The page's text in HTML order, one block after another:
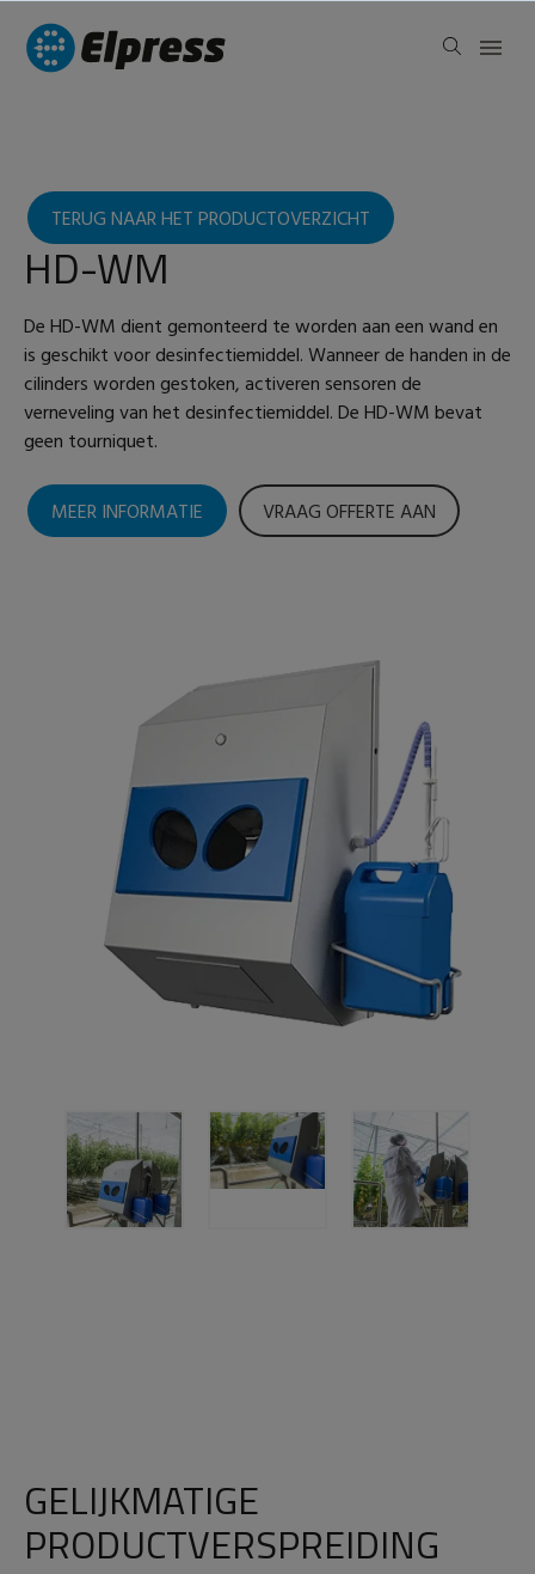
TERUG NAAR HET PRODUCTOVERZICHT
HD-WM
De HD-WM dient gemonteerd te worden aan een wand en
is geschikt voor desinfectiemiddel. Wanneer de handen in de
cilinders worden gestoken, activeren sensoren de
verneveling van het desinfectiemiddel. De HD-WM bevat
geen tourniquet.
MEER INFORMATIE VRAAG OFFERTE AAN
GELIJKMATIGE
PRODUCTVERSPREIDING